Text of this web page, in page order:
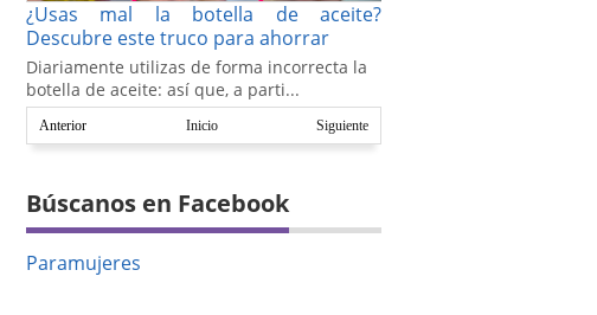
¿Usas mal la botella de aceite?
Descubre este truco para ahorrar
Diariamente utilizas de forma incorrecta la
botella de aceite: así que, a parti...
Anterior Siguiente
Inicio
Búscanos en Facebook
Paramujeres